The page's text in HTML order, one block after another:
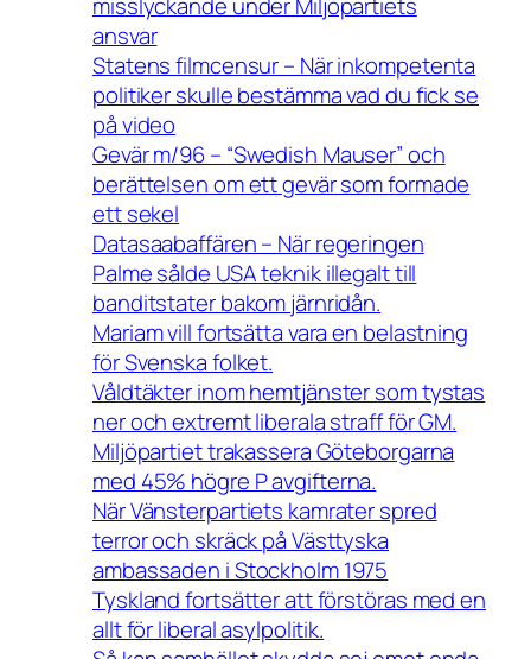
misslyckande under Miljöpartiets
ansvar
Statens filmcensur – När inkompetenta
politiker skulle bestämma vad du fick se
på video
Gevär m/96 – “Swedish Mauser” och
berättelsen om ett gevär som formade
ett sekel
Datasaabaffären – När regeringen
Palme sålde USA teknik illegalt till
banditstater bakom järnridån.
Mariam vill fortsätta vara en belastning
för Svenska folket.
Våldtäkter inom hemtjänster som tystas
ner och extremt liberala straff för GM.
Miljöpartiet trakassera Göteborgarna
med 45% högre P avgifterna.
När Vänsterpartiets kamrater spred
terror och skräck på Västtyska
ambassaden i Stockholm 1975
Tyskland fortsätter att förstöras med en
allt för liberal asylpolitik.